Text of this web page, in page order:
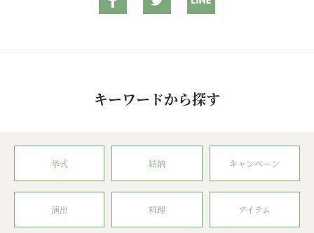
キーワードから探す
挙式 結納 キャンペーン
演出 料理 アイテム